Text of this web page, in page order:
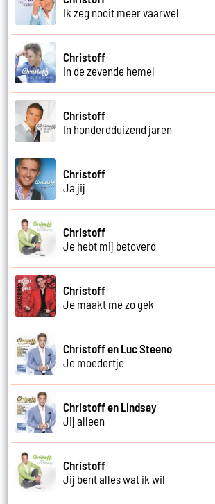
Ik zeg nooit meer vaarwel
Christoff
In de zevende hemel
Christoff
In honderdduizend jaren
Christoff
Ja jij
Christoff
Je hebt mij betoverd
Christoff
Je maakt me zo gek
Christoff en Luc Steeno
Je moedertje
Christoff en Lindsay
Jij alleen
Christoff
Jij bent alles wat ik wil